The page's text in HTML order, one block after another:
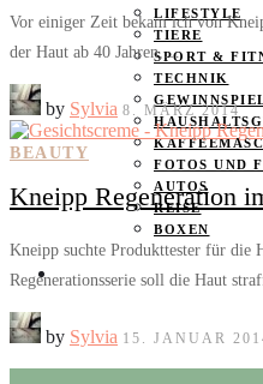
LIFESTYLE
TIERE
SPORT &
TECHNIK
FOTOS UND
AUTOS
REISE
BOXEN
KIND & KEGEL
Vor einiger Zeit bekam ich von
der Haut ab 40 Jahren,…
by Sylvia 8. MÄRZ 2014
BEAUTY
Kneipp Regeneration
Kneipp suchte Produkttester für die
Regenerationsserie soll die Haut
by Sylvia 15. JANUAR